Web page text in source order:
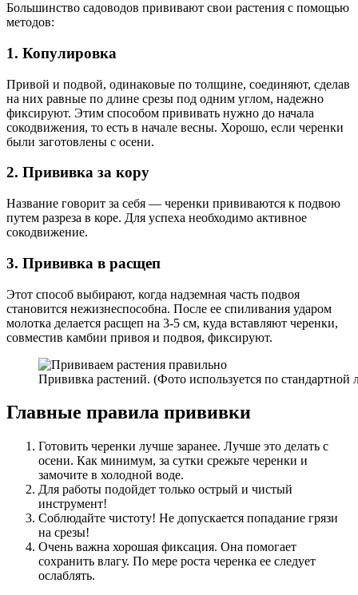
Большинство садоводов прививают свои растения с помощью
методов:
1. Копулировка
Привой и подвой, одинаковые по толщине, соединяют, сделав
на них равные по длине срезы под одним углом, надежно
фиксируют. Этим способом прививать нужно до начала
сокодвижения, то есть в начале весны. Хорошо, если черенки
были заготовлены с осени.
2. Прививка за кору
Название говорит за себя — черенки прививаются к подвою
путем разреза в коре. Для успеха необходимо активное
сокодвижение.
3. Прививка в расщеп
Этот способ выбирают, когда надземная часть подвоя
становится нежизнеспособна. После ее спиливания ударом
молотка делается расщеп на 3-5 см, куда вставляют черенки,
совместив камбии привоя и подвоя, фиксируют.
Прививка растений. (Фото используется по
Главные правила прививки
Готовить черенки лучше заранее. Лучше это делать с
осени. Как минимум, за сутки срежьте черенки и
замочите в холодной воде.
Для работы подойдет только острый и чистый
инструмент!
Соблюдайте чистоту! Не допускается попадание грязи
на срезы!
Очень важна хорошая фиксация. Она помогает
сохранить влагу. По мере роста черенка ее следует
ослаблять.